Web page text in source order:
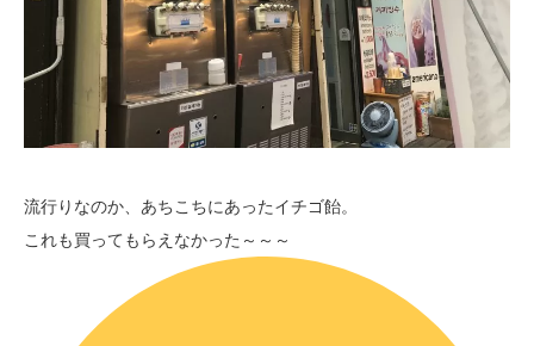
流行りなのか、あちこちにあったイチゴ飴。
これも買ってもらえなかった～～～